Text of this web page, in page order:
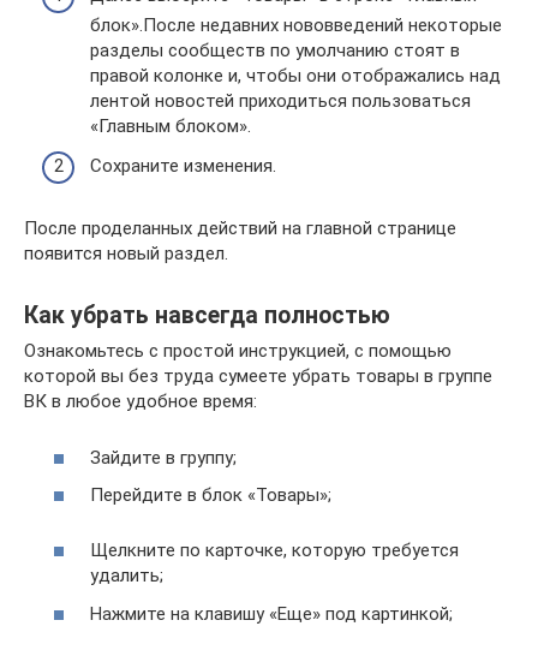
блок».После недавних нововведений некоторые
разделы сообществ по умолчанию стоят в
правой колонке и, чтобы они отображались над
лентой новостей приходиться пользоваться
«Главным блоком».
Сохраните изменения.
После проделанных действий на главной странице
появится новый раздел.
Как убрать навсегда полностью
Ознакомьтесь с простой инструкцией, с помощью
которой вы без труда сумеете убрать товары в группе
ВК в любое удобное время:
Зайдите в группу;
Перейдите в блок «Товары»;
Щелкните по карточке, которую требуется
удалить;
Нажмите на клавишу «Еще» под картинкой;